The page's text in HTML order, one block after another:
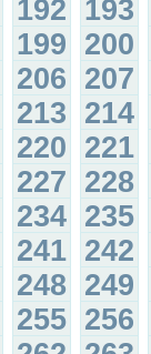
192 193
199 200
206 207
213 214
220 221
227 228
234 235
241 242
248 249
255 256